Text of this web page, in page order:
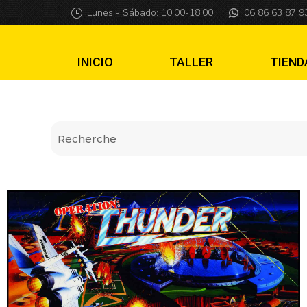
TransliteLunes - Sábado: 10:00-18:00 06 86 63 87
INICIO TALLER